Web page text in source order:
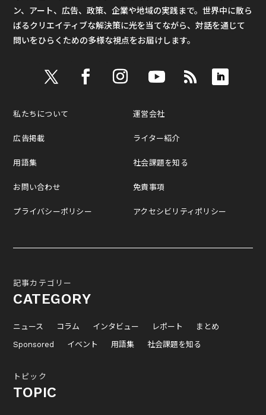
ン、アート、広告、政策、企業や地域の実践まで。世界中に散ら
ばるクリエイティブな解決策に光を当てながら、対話を通じて
問いをひらくための多様な視点をお届けします。
私たちについて
広告掲載
用語集
お問い合わせ
プライバシーポリシー
運営会社
ライター紹介
社会課題を知る
免責事項
アクセシビリティポリシー
記事カテゴリー
CATEGORY
ニュース コラム インタビュー レポート
まとめ
Sponsored
イベント 用語集 社会課題を知る
トピック
TOPIC